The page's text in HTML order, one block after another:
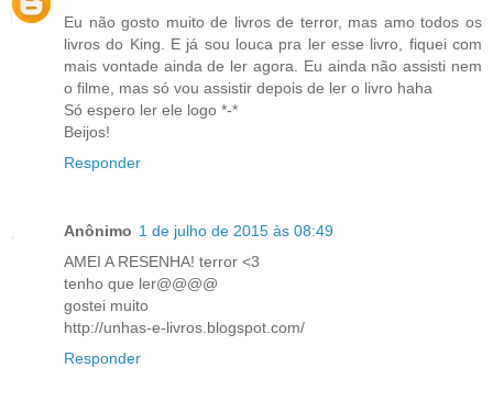
Eu não gosto muito de livros de terror, mas amo todos os
livros do King. E já sou louca pra ler esse livro, fiquei com
mais vontade ainda de ler agora. Eu ainda não assisti nem
o filme, mas só vou assistir depois de ler o livro haha
Só espero ler ele logo *-*
Beijos!
Responder
Anônimo 1 de julho de 2015 às 08:49
AMEI A RESENHA! terror <3
tenho que ler@@@@
gostei muito
http://unhas-e-livros.blogspot.com/
Responder